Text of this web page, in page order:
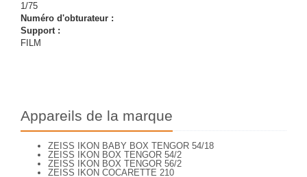
1/75
Numéro d'obturateur :
Support :
FILM
Appareils de la marque
ZEISS IKON BABY BOX TENGOR 54/18
ZEISS IKON BOX TENGOR 54/2
ZEISS IKON BOX TENGOR 56/2
ZEISS IKON COCARETTE 210